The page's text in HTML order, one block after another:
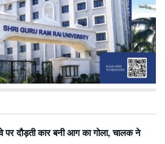
पर दौड़ती कार बनी आग का गोला, चालक ने